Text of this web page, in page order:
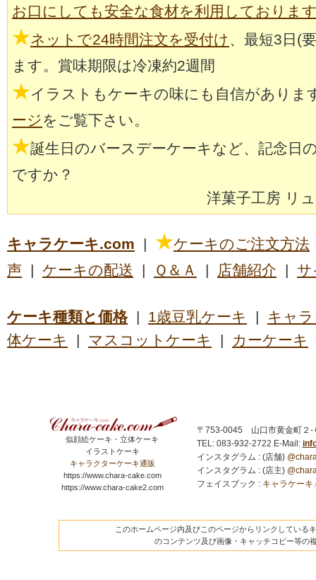
お口にしても安全な食材を利用しておりま
★ネットで24時間注文を受付け、最短3日(
ます。賞味期限は冷凍約2週間
★イラストもケーキの味にも自信がありま
ージをご覧下さい。
★誕生日のバースデーケーキなど、記念日
ですか？
洋菓子工房 リ
キャラケーキ.com | ★ケーキのご注文方法
声 | ケーキの配送 | Ｑ＆Ａ | 店舗紹介 | サ
ケーキ種類と価格| 1歳豆乳ケーキ | キャ
体ケーキ
| マスコットケーキ | カーケーキ
似顔絵ケーキ・立体ケーキ
イラストケーキ
キャラクターケーキ通販
https://www.chara-cake.com
https://www.chara-cake2.com
〒753-0045 山口市黄金町
TEL: 083-932-2722 E-Mail:
インスタグラム : (店舗)
インスタグラム : (店主)
フェイスブック : キャラケー
このホームページ内及びこのページからリンクしている
のコンテンツ及び画像・キャッチコピー等の